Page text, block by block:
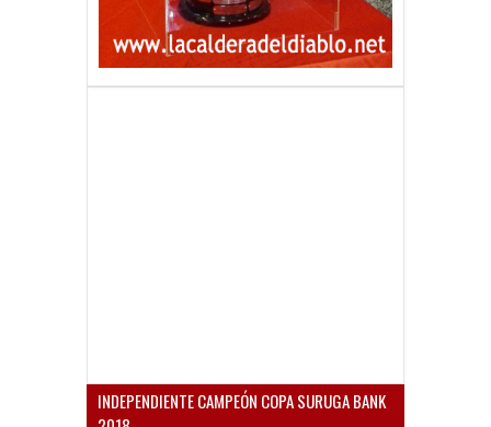
INDEPENDIENTE CAMPEÓN COPA SURUGA BANK